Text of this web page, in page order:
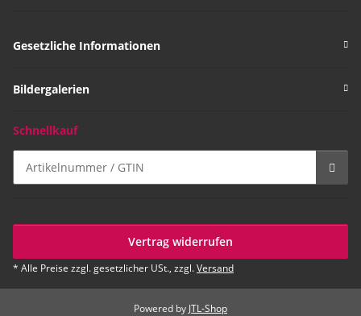
Gesetzliche Informationen
Bildergalerien
Schnellkauf
Vertrag widerrufen
* Alle Preise zzgl. gesetzlicher USt., zzgl.Versand
Powered by JTL-Shop